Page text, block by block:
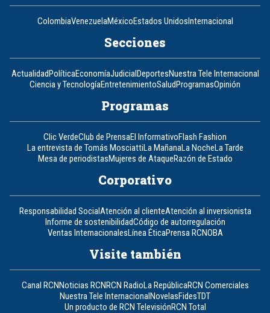
ColombiaVenezuelaMéxicoEstados UnidosInternacional
Secciones
ActualidadPolíticaEconomíaJudicialDeportesNuestra Tele Internacional
Ciencia y TecnologíaEntretenimientoSaludProgramasOpinión
Programas
Clic VerdeClub de PrensaEl InformativoFlash Fashion
La entrevista de Tomás MosciattiLa MañanaLa NocheLa Tarde
Mesa de periodistasMujeres de AtaqueRazón de Estado
Corporativo
Responsabilidad SocialAtención al clienteAtención al inversionista
Informe de sostenibilidadCódigo de autorregulación
Ventas InternacionalesLínea ÉticaPrensa RCNOBA
Visite también
Canal RCNNoticias RCNRCN RadioLa RepúblicaRCN Comerciales
Nuestra Tele InternacionalNovelasFidesTDT
Un producto de RCN TelevisiónRCN Total